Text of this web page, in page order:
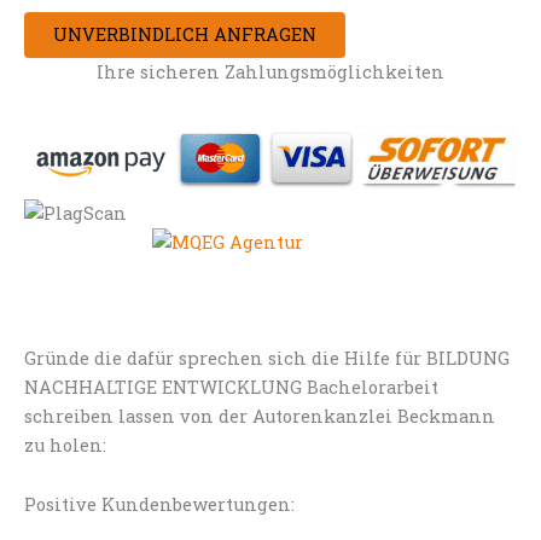
UNVERBINDLICH ANFRAGEN
Ihre sicheren Zahlungsmöglichkeiten
Gründe die dafür sprechen sich die Hilfe für BILDUNG
NACHHALTIGE ENTWICKLUNG Bachelorarbeit
schreiben lassen von der Autorenkanzlei Beckmann
zu holen:
Positive Kundenbewertungen: